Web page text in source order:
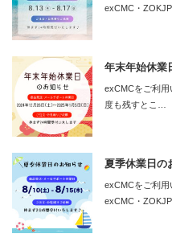
exCMC・
年末年始休業
exCMCをご利
度も残すとこ…
夏季休業日の
exCMCをご利用
exCMC・